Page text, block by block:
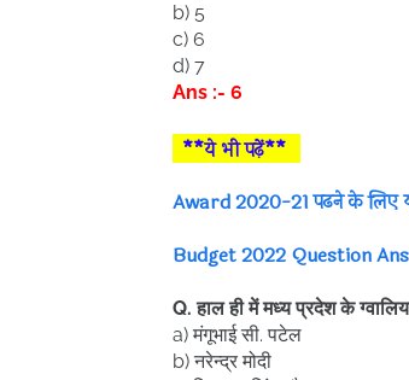
b) 5
c) 6
d) 7
Ans :- 6
**ये भी पढ़ें**
Award 2020-21 पढने के लिए
Budget 2022 Question
Q. हाल ही में मध्य प्रदेश के
a) मंगूभाई सी. पटेल
b) नरेन्द्र मोदी